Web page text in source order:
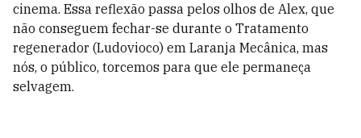
cinema. Essa reflexão passa pelos olhos de Alex, que
não conseguem fechar-se durante o Tratamento
regenerador (Ludovioco) em Laranja Mecânica, mas
nós, o público, torcemos para que ele permaneça
selvagem.